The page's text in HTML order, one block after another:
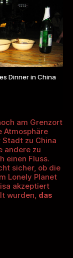
Dinner in China
am Grenzort
andere zu
Fluss.